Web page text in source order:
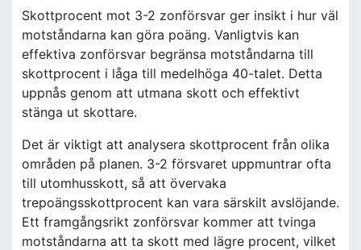
Skottprocent mot 3-2 zonförsvar ger insikt i hur väl
motståndarna kan göra poäng. Vanligtvis kan
effektiva zonförsvar begränsa motståndarna till
skottprocent i låga till medelhöga 40-talet. Detta
uppnås genom att utmana skott och effektivt
stänga ut skottare.
Det är viktigt att analysera skottprocent från olika
områden på planen. 3-2 försvaret uppmuntrar ofta
till utomhusskott, så att övervaka
trepoängsskottprocent kan vara särskilt avslöjande.
Ett framgångsrikt zonförsvar kommer att tvinga
motståndarna att ta skott med lägre procent, vilket